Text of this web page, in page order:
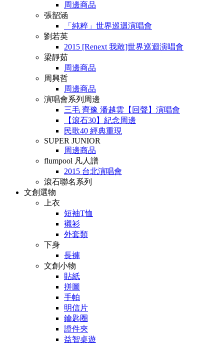
周邊商品
張韶涵
「純粹」世界巡迴演唱會
劉若英
2015 [Renext 我敢]世界巡迴演唱會
梁靜茹
周邊商品
周興哲
周邊商品
演唱會系列周邊
三毛 齊豫 潘越雲【回聲】演唱會
【滾石30】紀念周邊
民歌40 經典重現
SUPER JUNIOR
周邊商品
flumpool 凡人譜
2015 台北演唱會
滾石聯名系列
文創選物
上衣
短袖T恤
襯衫
外套類
下身
長褲
文創小物
貼紙
拼圖
手帕
明信片
鑰匙圈
證件夾
益智桌遊